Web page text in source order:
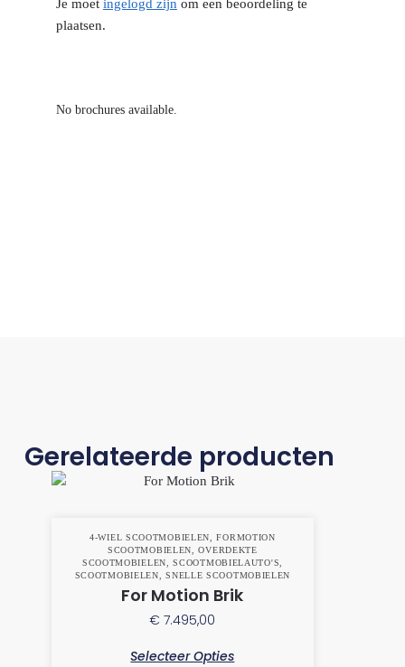
Je moet ingelogd zijn om een beoordeling te
plaatsen.
No brochures available.
Gerelateerde producten
4-WIEL SCOOTMOBIELEN ,FORMOTION
SCOOTMOBIELEN ,OVERDEKTE
SCOOTMOBIELEN ,SCOOTMOBIELAUTO'S
SCOOTMOBIELEN ,SNELLE SCOOTMOBIELEN
For Motion Brik
€ 7.495,00
Selecteer Opties